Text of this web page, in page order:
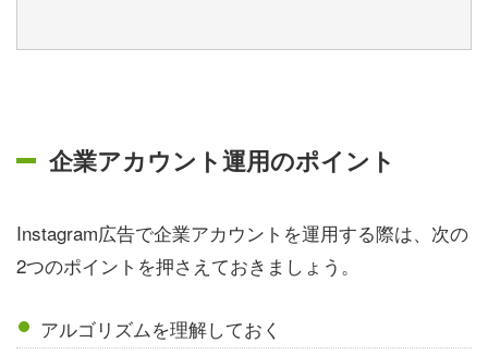
企業アカウント運用のポイント
Instagram広告で企業アカウントを運用する際は、次の
2つのポイントを押さえておきましょう。
アルゴリズムを理解しておく